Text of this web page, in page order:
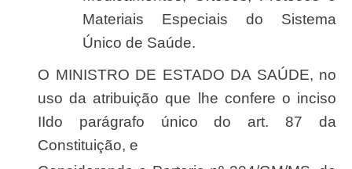
Materiais Especiais do Sistema
Único de Saúde.
O MINISTRO DE ESTADO DA SAÚDE, no
uso da atribuição que lhe confere o inciso
IIdo parágrafo único do art. 87 da
Constituição, e